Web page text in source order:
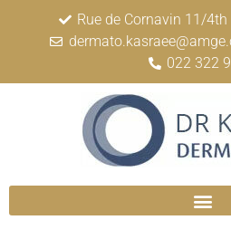
Rue de Cornavin 11/
022 322